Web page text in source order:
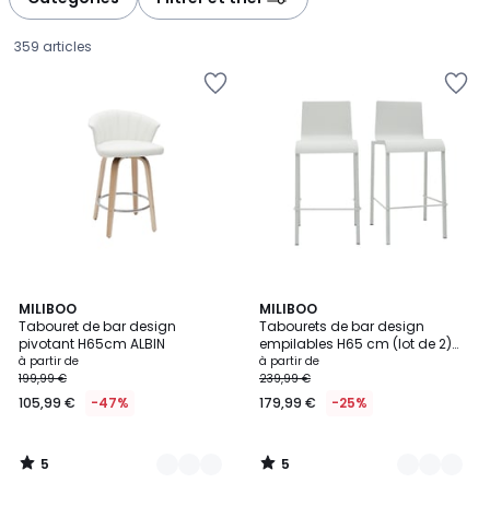
359 articles
MILIBOO
Tabouret de bar design
pivotant H65cm ALBIN
Prix
à
partir
105,99
€
à partir de
199,99 €
105,99 € -47%
5
/
5
2
Couleurs
5
/
MILIBOO
Tabourets de bar design
empilables H65 cm (lot de 2)
KUPA
à partir de
239,99 €
179,99 € -25%
5
/
5
2
Couleurs
5
/